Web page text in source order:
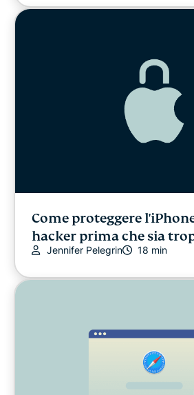
Video
Guide VPN
Come proteggere
hacker prima che sia
Jennifer Pelegrin 18 min